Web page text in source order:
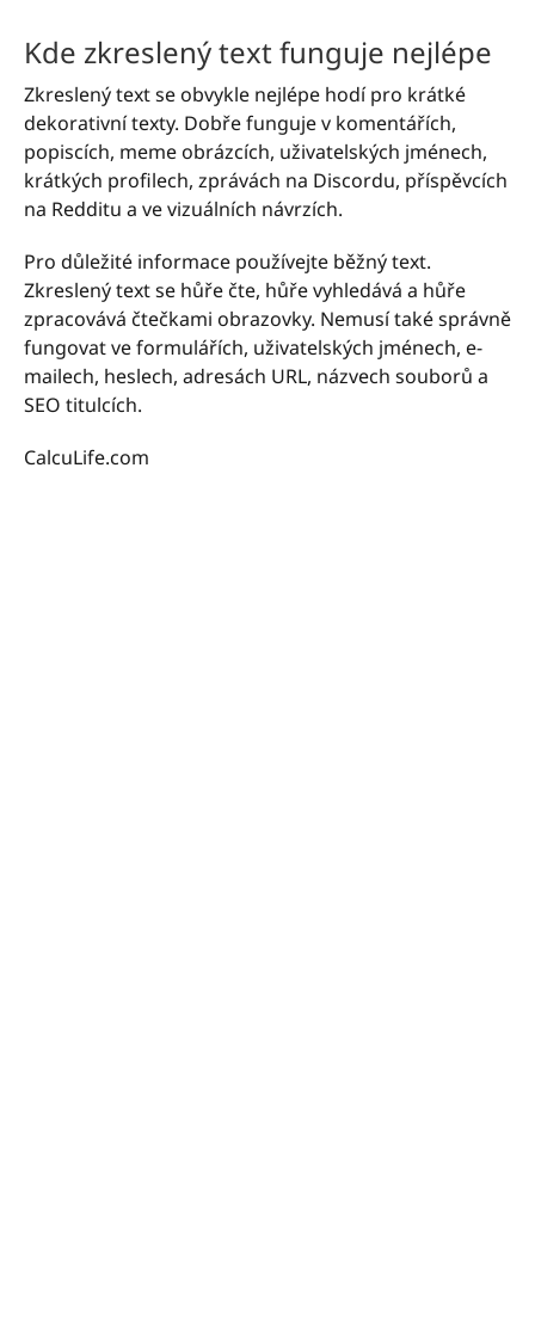
Kde zkreslený text funguje nejlépe
Zkreslený text se obvykle nejlépe hodí pro krátké
dekorativní texty. Dobře funguje v komentářích,
popiscích, meme obrázcích, uživatelských jménech,
krátkých profilech, zprávách na Discordu, příspěvcích
na Redditu a ve vizuálních návrzích.
Pro důležité informace používejte běžný text.
Zkreslený text se hůře čte, hůře vyhledává a hůře
zpracovává čtečkami obrazovky. Nemusí také správně
fungovat ve formulářích, uživatelských jménech, e-
mailech, heslech, adresách URL, názvech souborů a
SEO titulcích.
CalcuLife.com